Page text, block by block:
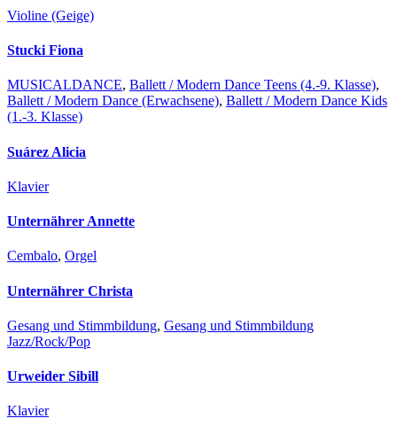
Violine (Geige)
Stucki Fiona
MUSICALDANCE, Ballett / Modern Dance Teens (4.-9. Klasse),
Ballett / Modern Dance (Erwachsene), Ballett / Modern Dance Kids
(1.-3. Klasse)
Suárez Alicia
Klavier
Unternährer Annette
Cembalo, Orgel
Unternährer Christa
Gesang und Stimmbildung, Gesang und Stimmbildung
Jazz/Rock/Pop
Urweider Sibill
Klavier